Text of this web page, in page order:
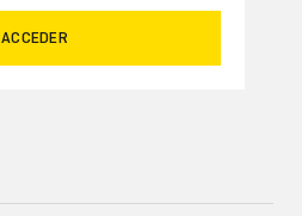
ACCEDER